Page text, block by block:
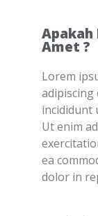
Apakah
Amet ?
Lorem
adipiscing
incididunt
Ut enim
ea
dolor in